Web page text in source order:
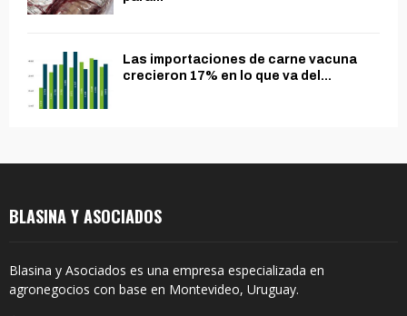
Las importaciones de carne vacuna
crecieron 17% en lo que va del...
BLASINA Y ASOCIADOS
Blasina y Asociados es una empresa especializada en
agronegocios con base en Montevideo, Uruguay.